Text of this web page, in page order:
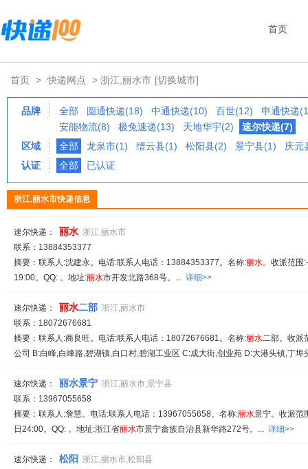
首页
首页 > 快递网点 > 浙江,丽水市 [切换城市]
品牌 全部 圆通快递(18) 中通快递(10) 百世(12)
申通快递
安能物流(8)
极兔速递(13) 天地华宇(2)
速尔快递(7)
区域
全部 龙泉市(1) 缙云县(1) 松阳县(2) 景宁县(1)
庆元
认证
全部 已认证
浙江,丽水市快递信息
速尔快递： 丽水 浙江,丽水市
联系：13884353377
摘要：联系人:沈建永。电话:联系人电话：13884353377。名称:丽水。收派范围
19:00。QQ: 。地址:丽水市开发北路368号。... 详细>>
速尔快递： 丽水二部 浙江,丽水市
联系：18072676681
摘要：联系人:商良旺。电话:联系人电话：18072676681。名称:丽水二部。收派
公司 B:白峰,白峰路,碧湖镇,白口村,碧湖工业区 C:成大街,创业苑 D:大港头镇,丁
速尔快递： 丽水景宁 浙江,丽水市,景宁县
联系：13967055658
摘要：联系人:詹慧。电话:联系人电话：13967055658。名称:丽水景宁。收派范
日24:00。QQ: 。地址:浙江省丽水市景宁畲族自治县新华路272号。... 详细>>
速尔快递： 松阳 浙江,丽水市,松阳县